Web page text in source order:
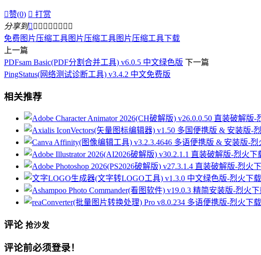
赞(0)  打赏
分享到        
免费图片压缩工具图片压缩工具图片压缩工具下载
上一篇
PDFsam Basic(PDF分割合并工具) v6.0.5 中文绿色版 下一篇
PingStatus(网络测试诊断工具) v3.4.2 中文免费版
相关推荐
评论 抢沙发
评论前必须登录！